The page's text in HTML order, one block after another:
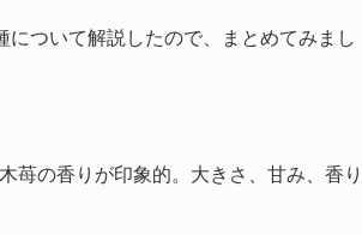
ついて解説したので、まとめてみまし
苺の香りが印象的。大きさ、甘み、香り